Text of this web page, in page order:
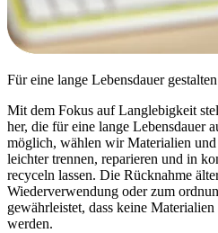
Für eine lange Lebensdauer gestalten
Mit dem Fokus auf Langlebigkeit
her, die für eine lange Lebensdauer
möglich, wählen wir Materialien
leichter trennen, reparieren und in
recyceln lassen. Die Rücknahme
Wiederverwendung oder zum
gewährleistet, dass keine
werden.